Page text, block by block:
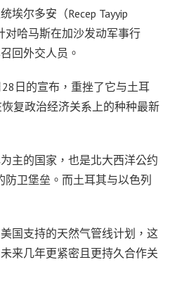
埃尔多安（Recep Tayyip
对哈马斯在加沙发动军事行
回外交人员。
日的宣布，重挫了它与土耳
复政治经济关系上的种种最新
主的国家，也是北大西洋公约
防卫堡垒。而土耳其与以色列
国支持的天然气管线计划，这
来几年更紧密且更持久合作关